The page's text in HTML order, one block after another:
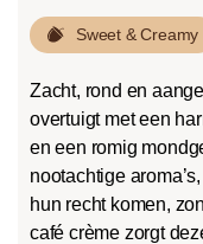
Sweet & Creamy
Zacht, rond en
overtuigt met een
en een romig
nootachtige
hun recht komen,
café crème zorgt